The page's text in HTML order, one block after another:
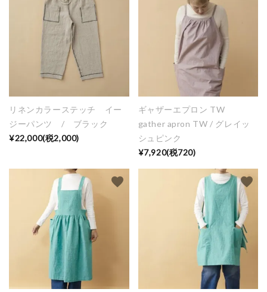
リネンカラーステッチ イー
ジーパンツ / ブラック
¥22,000(税2,000)
ギャザーエプロン TW
gather apron TW / グレイッ
シュピンク
¥7,920(税720)
favorite favorite
カテゴリー